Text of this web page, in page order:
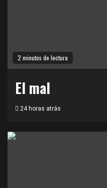
2 minutos de lectura
El mal
24 horas atrás